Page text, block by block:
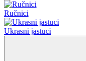
Ručnici
Ukrasni jastuci